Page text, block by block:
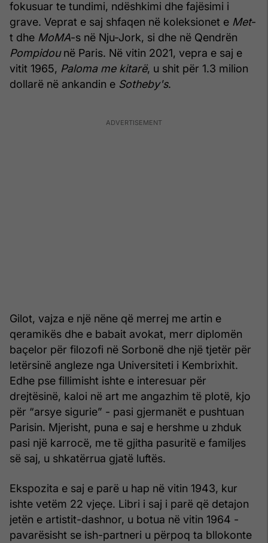
fokusuar te tundimi, ndëshkimi dhe fajësimi i
grave. Veprat e saj shfaqen në koleksionet e Met-
t dhe MoMA-s në Nju-Jork, si dhe në Qendrën
Pompidounë Paris. Në vitin 2021, vepra e saj e
vitit 1965, Paloma me kitarë, u shit për 1.3 milion
dollarë në ankandin e Sotheby's.
Gilot, vajza e një nëne që merrej me artin e
qeramikës dhe e babait avokat, merr diplomën
baçelor për filozofi në Sorbonë dhe një tjetër për
letërsinë angleze nga Universiteti i Kembrixhit.
Edhe pse fillimisht ishte e interesuar për
drejtësinë, kaloi në art me angazhim të plotë, kjo
për “arsye sigurie” - pasi gjermanët e pushtuan
Parisin. Mjerisht, puna e saj e hershme u zhduk
pasi një karrocë, me të gjitha pasuritë e familjes
së saj, u shkatërrua gjatë luftës.
Ekspozita e saj e parë u hap në vitin 1943, kur
ishte vetëm 22 vjeçe. Libri i saj i parë që detajon
jetën e artistit-dashnor, u botua në vitin 1964 -
pavarësisht se ish-partneri u përpoq ta bllokonte